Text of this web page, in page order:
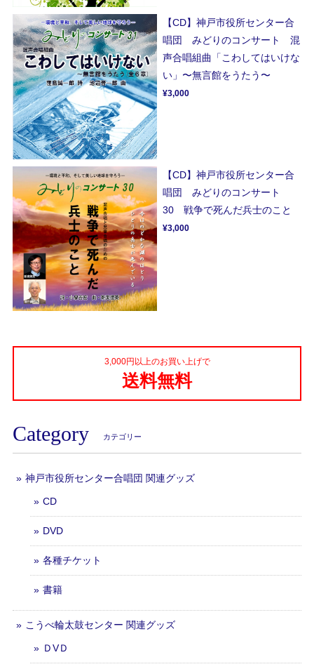
【CD】神戸市役所センター合
唱団 みどりのコンサート 混
声合唱組曲「こわしてはいけな
い」〜無言館をうたう〜
¥3,000
【CD】神戸市役所センター合
唱団 みどりのコンサート
30 戦争で死んだ兵士のこと
¥3,000
3,000円以上のお買い上げで
送料無料
Category カテゴリー
神戸市役所センター合唱団 関連グッズ
CD
DVD
各種チケット
書籍
こうべ輪太鼓センター 関連グッズ
ＤVＤ